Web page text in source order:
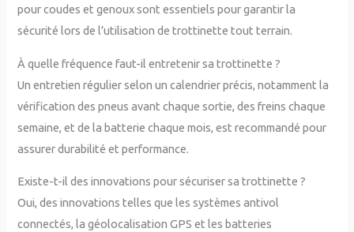
pour coudes et genoux sont essentiels pour garantir la
sécurité lors de l’utilisation de trottinette tout terrain.
À quelle fréquence faut-il entretenir sa trottinette ?
Un entretien régulier selon un calendrier précis, notamment la
vérification des pneus avant chaque sortie, des freins chaque
semaine, et de la batterie chaque mois, est recommandé pour
assurer durabilité et performance.
Existe-t-il des innovations pour sécuriser sa trottinette ?
Oui, des innovations telles que les systèmes antivol
connectés, la géolocalisation GPS et les batteries